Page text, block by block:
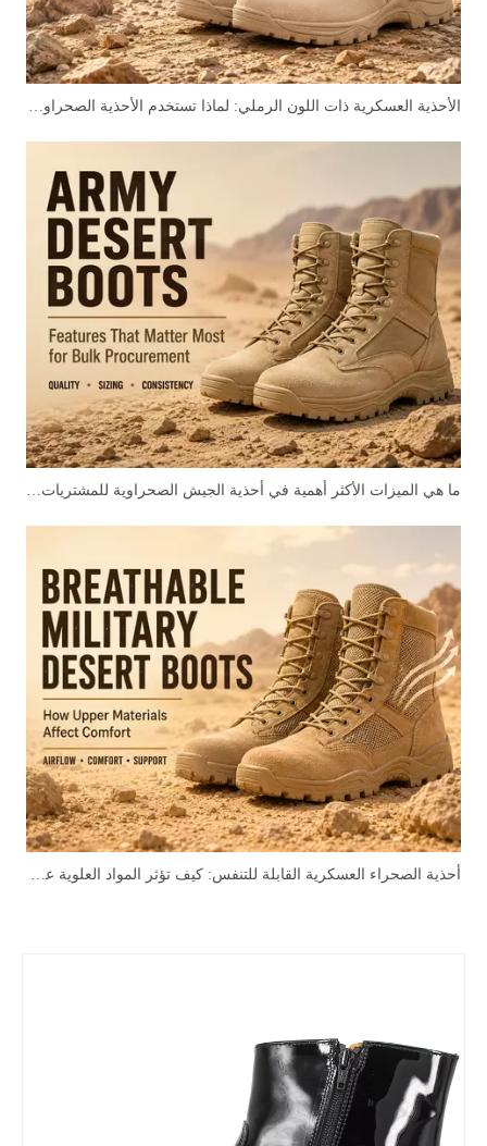
الأحذية العسكرية ذات اللون الرملي: لماذا تستخدم الأحذية الصحراوية الألوان الفاتحة
ما هي الميزات الأكثر أهمية في أحذية الجيش الصحراوية للمشتريات بالجملة
أحذية الصحراء العسكرية القابلة للتنفس: كيف تؤثر المواد العلوية على الراحة